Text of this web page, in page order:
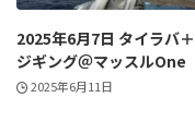
2025年6月7日 タイラバ＋
ジギング＠マッスルOne
2025年6月11日